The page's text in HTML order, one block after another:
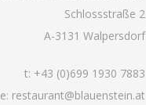
Schlossstraße 2
A-3131 Walpersdorf
t: +43 (0)699 1930 7883
e: restaurant@blauenstein.at